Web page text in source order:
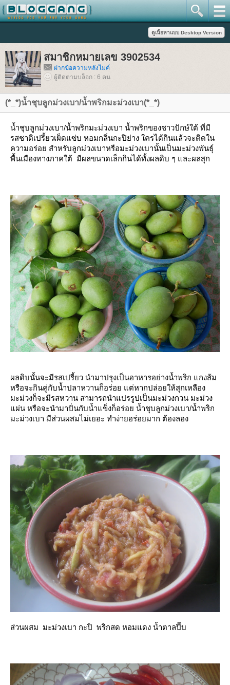
สมาชิกหมายเลข 3902534
ฝากข้อความหลังไมค์
ผู้ติดตามบล็อก : 6 คน
(*_*)น้ำชุบลูกม่วงเบา/น้ำพริกมะม่วงเบา(*_*)
น้ำชุบลูกม่วงเบา/น้ำพริกมะม่วงเบา น้ำพริกของชาวปักษ์ใต้ ที่มี
รสชาติเปรี้ยวเผ็ดแซ่บ หอมกลิ่นกะปิย่าง ใครได้กินแล้วจะติดใน
ความอร่อย สำหรับลูกม่วงเบาหรือมะม่วงเบานั้นเป็นมะม่วงพันธุ์
พื้นเมืองทางภาคใต้ มีผลขนาดเล็กกินได้ทั้งผลดิบ ๆ และผลสุก
ผลดิบนั้นจะมีรสเปรี้ยว นำมาปรุงเป็นอาหารอย่างน้ำพริก แกงส้ม
หรือจะกินคู่กับน้ำปลาหวานก็อร่อย แต่หากปล่อยให้สุกเหลือง
มะม่วงก็จะมีรสหวาน สามารถนำแปรรูปเป็นมะม่วงกวน มะม่วง
ผ่น หรือจะนำมาปั่นกับน้ำแข็งก็อร่อย น้ำชุบลูกม่วงเบา/น้ำพริก
มะม่วงเบา มีส่วนผสมไม่เยอะ ทำง่ายอร่อยมาก ต้องลอง
ส่วนผสม มะม่วงเบา กะปิ พริกสด หอมแดง น้ำตาลปี๊บ